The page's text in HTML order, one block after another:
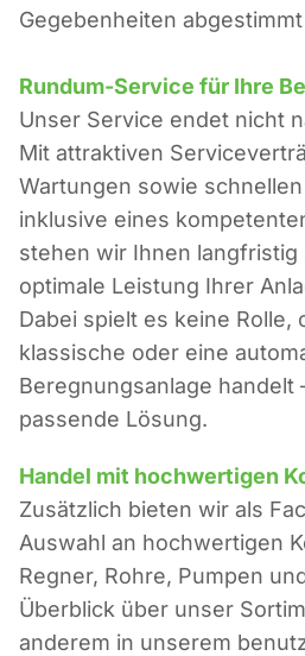
Gegebenheiten
Rundum-Service für Ihre
Unser Service endet nicht
Mit attraktiven
Wartungen sowie
inklusive eines
stehen wir Ihnen langfristig
optimale Leistung Ihrer
Dabei spielt es keine Rolle,
klassische oder eine
Beregnungsanlage handelt
passende Lösung.
Handel mit hochwertigen
Zusätzlich bieten wir als
Auswahl an hochwertigen
Regner, Rohre, Pumpen
Überblick über unser
anderem in unserem